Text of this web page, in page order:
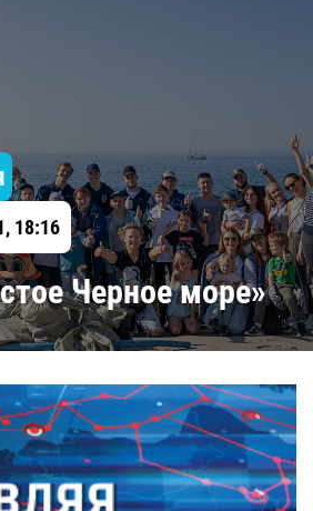
18:16
Черное море»